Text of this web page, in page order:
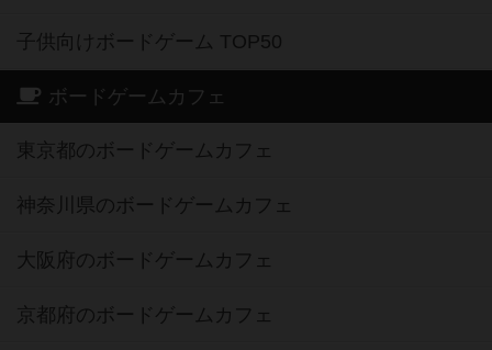
子供向けボードゲーム TOP50
ボードゲームカフェ
東京都のボードゲームカフェ
神奈川県のボードゲームカフェ
大阪府のボードゲームカフェ
京都府のボードゲームカフェ